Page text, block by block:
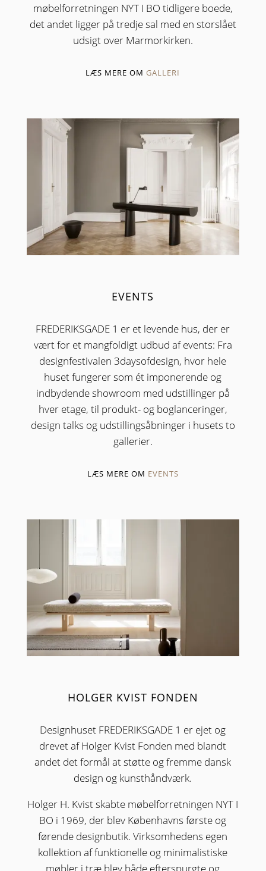
møbelforretningen NYT I BO tidligere boede,
det andet ligger på tredje sal med en storslået
udsigt over Marmorkirken.
LÆS MERE OM GALLERI
EVENTS
FREDERIKSGADE 1 er et levende hus, der er
vært for et mangfoldigt udbud af events: Fra
designfestivalen 3daysofdesign, hvor hele
huset fungerer som ét imponerende og
indbydende showroom med udstillinger på
hver etage, til produkt- og boglanceringer,
design talks og udstillingsåbninger i husets to
gallerier.
LÆS MERE OM EVENTS
HOLGER KVIST FONDEN
Designhuset FREDERIKSGADE 1 er ejet og
drevet af Holger Kvist Fonden med blandt
andet det formål at støtte og fremme dansk
design og kunsthåndværk.
Holger H. Kvist skabte møbelforretningen NYT I
BO i 1969, der blev Københavns første og
førende designbutik. Virksomhedens egen
kollektion af funktionelle og minimalistiske